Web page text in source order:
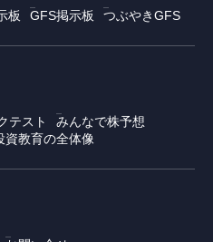
板 GFS掲示板 つぶやきGFS
テスト
みんなで株予想
資教育の全体像